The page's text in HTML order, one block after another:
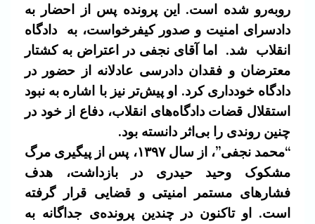
روبه‌رو شده است. این پرونده پس از احضار به
دادسرای امنیت و صدور کیفرخواست، به دادگاه
انقلاب شد. اما آقای نجفی در اعتراض به کشتار
معترضان و فقدان دادرسی عادلانه از حضور در
دادگاه خودداری کرد. او پیش‌تر نیز با اشاره به نبود
استقلال قضات دادگاه‌های انقلاب، دفاع از خود در
چنین روندی را بی‌اثر دانسته بود.
“محمد نجفی”، از سال ۱۳۹۷، پس از پیگیری مرگ
مشکوک وحید حیدری در بازداشت، هدف
فشارهای مستمر امنیتی و قضایی قرار گرفته
است. او تاکنون در چندین پرونده‌ی جداگانه به